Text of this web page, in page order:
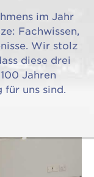
im Jahr
Fachwissen,
Wir stolz
diese drei
Jahren
uns sind.